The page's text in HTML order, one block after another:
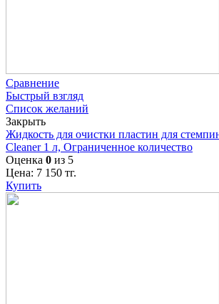
Сравнение
Быстрый взгляд
Список желаний
Закрыть
Жидкость для очистки пластин для
Cleaner 1 л, Ограниченное количество
Оценка 0 из 5
Цена: 7 150 тг.
Купить